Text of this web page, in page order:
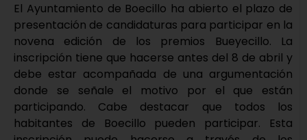
El Ayuntamiento de Boecillo ha abierto el plazo de
presentación de candidaturas para participar en la
novena edición de los premios Bueyecillo. La
inscripción tiene que hacerse antes del 8 de abril y
debe estar acompañada de una argumentación
donde se señale el motivo por el que están
participando. Cabe destacar que todos los
habitantes de Boecillo pueden participar. Esta